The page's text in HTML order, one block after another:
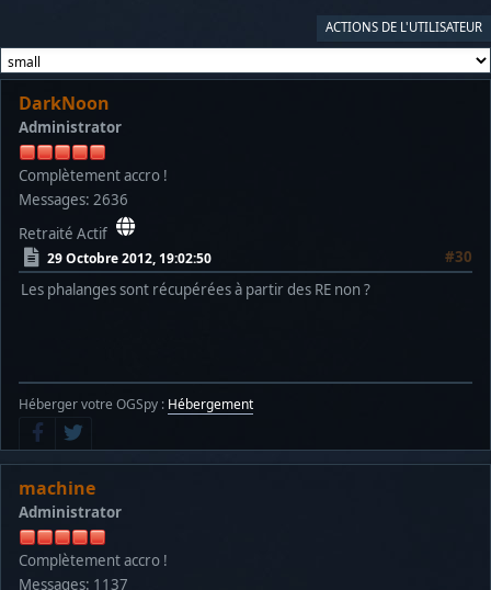
ACTIONS DE L'UTILISATEUR
DarkNoon
Administrator
Complètement accro !
Messages: 2636
Retraité Actif
29 Octobre 2012, 19:02:50
#30
Les phalanges sont récupérées à partir des RE non ?
Héberger votre OGSpy : Hébergement
machine
Administrator
Complètement accro !
Messages: 1137